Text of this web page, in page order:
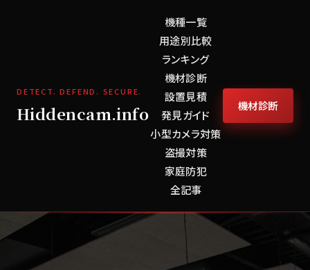
DETECT. DEFEND. SECURE.
Hiddencam.info
機種一覧
用途別比較
ランキング
機材診断
設置見積
発見ガイド
小型カメラ対策
盗撮対策
家庭防犯
全記事
機材診断